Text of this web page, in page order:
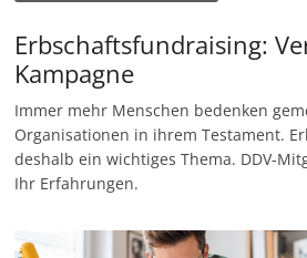
Erbschaftsfundraising:
Kampagne
Immer mehr Menschen bedenken
Organisationen in ihrem Testament.
deshalb ein wichtiges Thema. DDV-
Ihr Erfahrungen.